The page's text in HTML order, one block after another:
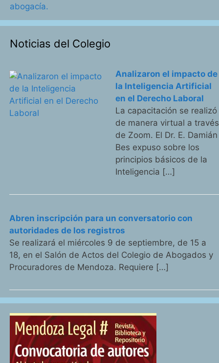
abogacía.
Noticias del Colegio
Analizaron el impacto de
la Inteligencia Artificial
en el Derecho Laboral
La capacitación se realizó
de manera virtual a través
de Zoom. El Dr. E. Damián
Bes expuso sobre los
principios básicos de la
Inteligencia […]
Abren inscripción para un conversatorio con
autoridades de los registros
Se realizará el miércoles 9 de septiembre, de 15 a
18, en el Salón de Actos del Colegio de Abogados y
Procuradores de Mendoza. Requiere […]